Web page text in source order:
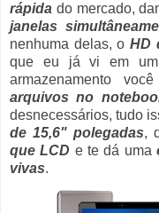
rápida do mercado,
janelas
nenhuma delas, oHD
que eu já vi em um
armazenamento
arquivos no
desnecessários, tudo
de 15,6" polegadas,
que LCD e te dá uma
vivas.